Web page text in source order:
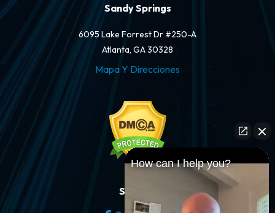
Sandy Springs
6095 Lake Forrest Dr #250-A
Atlanta, GA 30328
Mapa Y Direcciones
Síganos
How can I help you?